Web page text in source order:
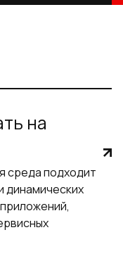
на
среда подходит
динамических